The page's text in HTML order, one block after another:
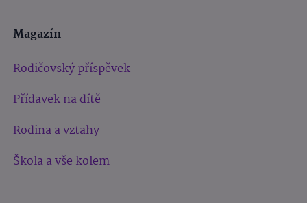
Magazín
Rodičovský příspěvek
Přídavek na dítě
Rodina a vztahy
Škola a vše kolem